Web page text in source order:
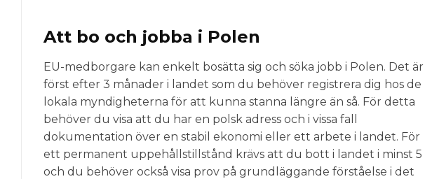
Att bo och jobba i Polen
EU-medborgare kan enkelt bosätta sig och söka jobb i Polen. Det är
först efter 3 månader i landet som du behöver registrera dig hos de
lokala myndigheterna för att kunna stanna längre än så. För detta
behöver du visa att du har en polsk adress och i vissa fall
dokumentation över en stabil ekonomi eller ett arbete i landet. För
ett permanent uppehållstillstånd krävs att du bott i landet i minst 5
och du behöver också visa prov på grundläggande förståelse i det